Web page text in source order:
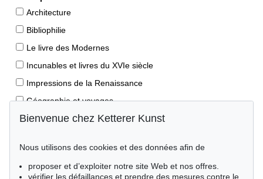
Architecture
Bibliophilie
Le livre des Modernes
Incunables et livres du XVIe siècle
Impressions de la Renaissance
Géographie et voyages
Éditions princeps
Livres pour enfants
Bienvenue chez Ketterer Kunst
Nous utilisons des cookies et des données afin de
proposer et d’exploiter notre site Web et nos offres.
vérifier les défaillances et prendre des mesures contre le